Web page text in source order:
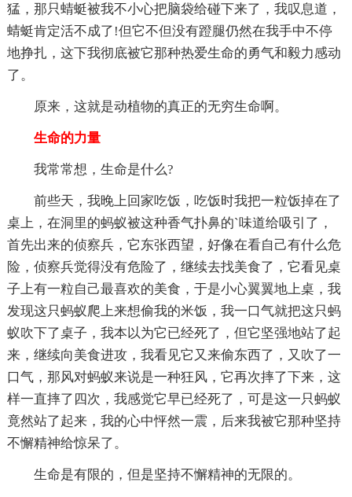
猛，那只蜻蜓被我不小心把脑袋给碰下来了，我叹息道，
蜻蜓肯定活不成了!但它不但没有蹬腿仍然在我手中不停
地挣扎，这下我彻底被它那种热爱生命的勇气和毅力感动
了。
原来，这就是动植物的真正的无穷生命啊。
生命的力量
我常常想，生命是什么?
前些天，我晚上回家吃饭，吃饭时我把一粒饭掉在了
桌上，在洞里的蚂蚁被这种香气扑鼻的`味道给吸引了，
首先出来的侦察兵，它东张西望，好像在看自己有什么危
险，侦察兵觉得没有危险了，继续去找美食了，它看见桌
子上有一粒自己最喜欢的美食，于是小心翼翼地上桌，我
发现这只蚂蚁爬上来想偷我的米饭，我一口气就把这只蚂
蚁吹下了桌子，我本以为它已经死了，但它坚强地站了起
来，继续向美食进攻，我看见它又来偷东西了，又吹了一
口气，那风对蚂蚁来说是一种狂风，它再次摔了下来，这
样一直摔了四次，我感觉它早已经死了，可是这一只蚂蚁
竟然站了起来，我的心中怦然一震，后来我被它那种坚持
不懈精神给惊呆了。
生命是有限的，但是坚持不懈精神的无限的。